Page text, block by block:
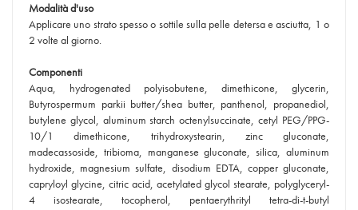
Modalità d'uso
Applicare uno strato spesso o sottile sulla pelle detersa e asciutta, 1 o
2 volte al giorno.
Componenti
Aqua, hydrogenated polyisobutene, dimethicone, glycerin,
Butyrospermum parkii butter/shea butter, panthenol, propanediol,
butylene glycol, aluminum starch octenylsuccinate, cetyl PEG/PPG-
10/1 dimethicone, trihydroxystearin, zinc gluconate,
madecassoside, tribioma, manganese gluconate, silica, aluminum
hydroxide, magnesium sulfate, disodium EDTA, copper gluconate,
capryloyl glycine, citric acid, acetylated glycol stearate, polyglyceryl-
4 isostearate, tocopherol, pentaerythrityl tetra-di-t-butyl